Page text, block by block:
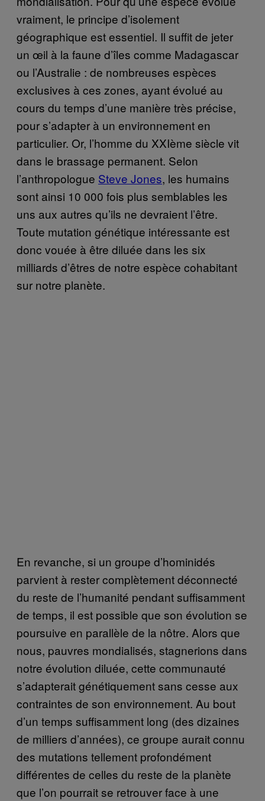
vraiment, le principe d’isolement
géographique est essentiel. Il suffit de jeter
un œil à la faune d’îles comme Madagascar
ou l’Australie : de nombreuses espèces
exclusives à ces zones, ayant évolué au
cours du temps d’une manière très précise,
pour s’adapter à un environnement en
particulier. Or, l’homme du XXIème siècle vit
dans le brassage permanent. Selon
l’anthropologue Steve Jones, les humains
sont ainsi 10 000 fois plus semblables les
uns aux autres qu’ils ne devraient l’être.
Toute mutation génétique intéressante est
donc vouée à être diluée dans les six
milliards d’êtres de notre espèce cohabitant
sur notre planète.
En revanche, si un groupe d’hominidés
parvient à rester complètement déconnecté
du reste de l’humanité pendant suffisamment
de temps, il est possible que son évolution se
poursuive en parallèle de la nôtre. Alors que
nous, pauvres mondialisés, stagnerions dans
notre évolution diluée, cette communauté
s’adapterait génétiquement sans cesse aux
contraintes de son environnement. Au bout
d’un temps suffisamment long (des dizaines
de milliers d’années), ce groupe aurait connu
des mutations tellement profondément
différentes de celles du reste de la planète
que l’on pourrait se retrouver face à une